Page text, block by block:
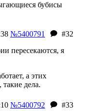
бубисы
№5400791
#32
пересекаются, я
а этих
дела.
№5400792
#33